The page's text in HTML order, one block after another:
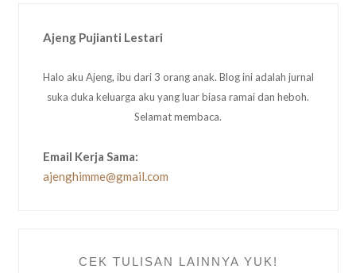
Ajeng Pujianti Lestari
Halo aku Ajeng, ibu dari 3 orang anak. Blog ini adalah jurnal
suka duka keluarga aku yang luar biasa ramai dan heboh.
Selamat membaca.
Email Kerja Sama:
ajenghimme@gmail.com
CEK TULISAN LAINNYA YUK!